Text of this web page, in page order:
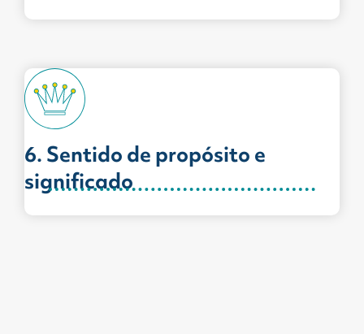
6. Sentido de propósito e
significado